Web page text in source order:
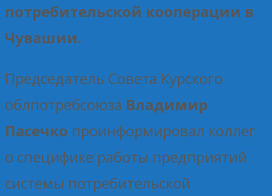
потребительской кооперации в
Чувашии.
Председатель Совета Курского
облпотребсоюза Владимир
Пасечко проинформировал коллег
о специфике работы предприятий
системы потребительской